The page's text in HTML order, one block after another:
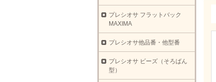
プレシオサ フラットバック
MAXIMA
プレシオサ他品番・他型番
プレシオサ ビーズ（そろばん
型）